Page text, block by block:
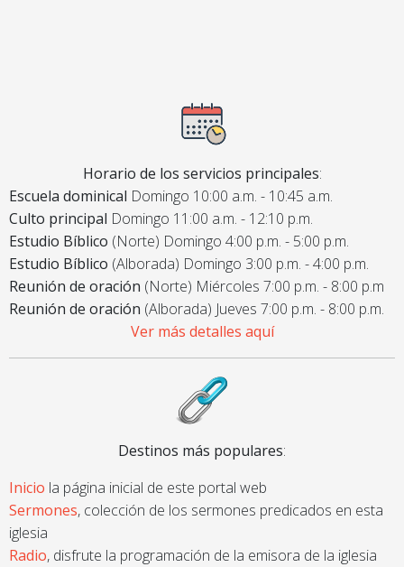
Horario de los servicios principales:
Escuela dominical Domingo 10:00 a.m. - 10:45 a.m.
Culto principal Domingo 11:00 a.m. - 12:10 p.m.
Estudio Bíblico (Norte) Domingo 4:00 p.m. - 5:00 p.m.
Estudio Bíblico (Alborada) Domingo 3:00 p.m. - 4:00 p.m.
Reunión de oración (Norte) Miércoles 7:00 p.m. - 8:00 p.m
Reunión de oración (Alborada) Jueves 7:00 p.m. - 8:00 p.m.
Ver más detalles aquí
Destinos más populares:
Inicio la página inicial de este portal web
Sermones, colección de los sermones predicados en esta
iglesia
Radio, disfrute la programación de la emisora de la iglesia